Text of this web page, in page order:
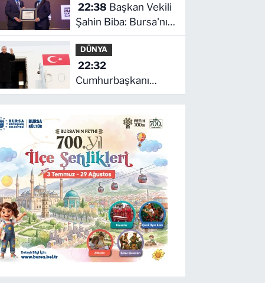
22:38
Şahin Biba: Bursa'nın
geleceğini bütüncül
anlayışla planlıyoruz
DÜNYA
22:32
Cumhurbaşkanı
Erdoğan, Suudi